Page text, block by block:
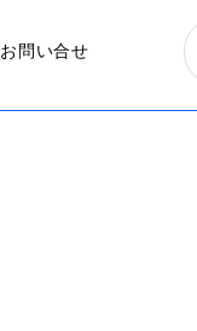
お問い合せ